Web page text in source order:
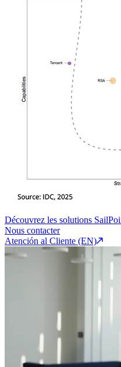
Découvrez les solutions
Nous contacter
Atención al Cliente (EN)